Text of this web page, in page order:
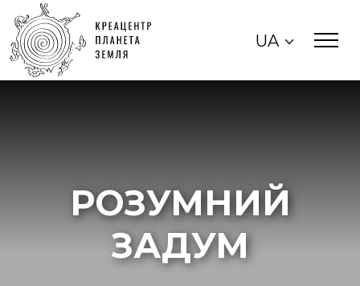
UA
РОЗУМНИЙ
ЗАДУМ